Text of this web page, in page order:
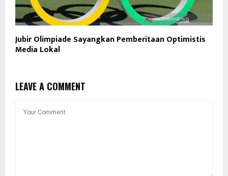
Jubir Olimpiade Sayangkan Pemberitaan Optimistis
Media Lokal
LEAVE A COMMENT